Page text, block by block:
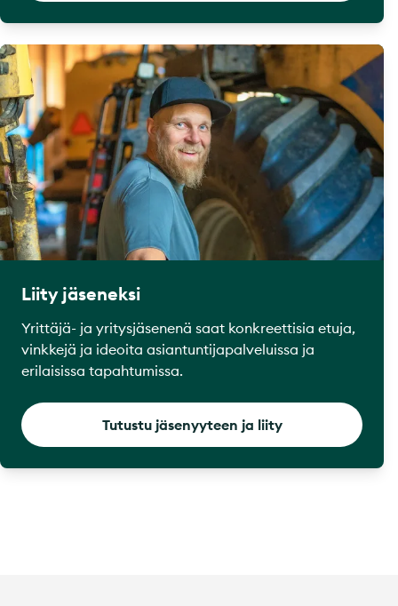
Liity jäseneksi
Yrittäjä- ja yritysjäsenenä saat konkreettisia etuja,
vinkkejä ja ideoita asiantuntijapalveluissa ja
erilaisissa tapahtumissa.
Tutustu jäsenyyteen ja liity